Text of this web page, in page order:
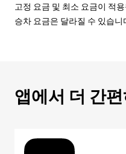
고정 요금 및 최소 요금이 적
승차 요금은 달라질 수 있습니
앱에서 더 간편